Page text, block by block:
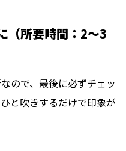
（所要時間：2〜3
ので、最後に必ずチェッ
と吹きするだけで印象が